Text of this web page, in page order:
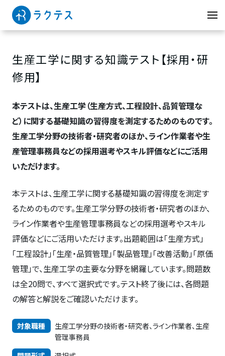
生産工学に関する知識テスト【採用・研
修用】
本テストは、生産工学（生産方式、工程設計、品質管理な
ど）に関する基礎知識の習得度を測定するためのものです。
生産工学分野の技術者・研究者のほか、ライン作業者や生
産管理事務員などの採用選考やスキル評価などにご活用
いただけます。
本テストは、生産工学に関する基礎知識の習得度を測定す
るためのものです。生産工学分野の技術者・研究者のほか、
ライン作業者や生産管理事務員などの採用選考やスキル
評価などにご活用いただけます。出題範囲は「生産方式」
「工程設計」「生産・品質管理」「製品管理」「改善活動」「原価
管理」で、生産工学の主要な分野を網羅しています。問題数
は全20問で、すべて選択式です。テスト終了後には、各問題
の解答と解説をご確認いただけます。
対象職種
生産工学分野の技術者・研究者、ライン作業者、生産
管理事務員